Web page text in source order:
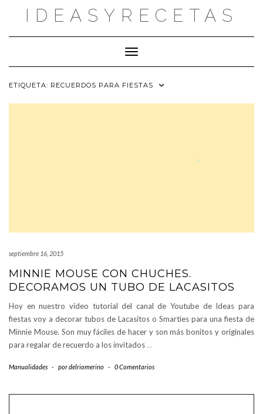
IDEASYRECETAS
Cambiar modo de navegación
ETIQUETA: RECUERDOS PARA FIESTAS
septiembre 16, 2015
MINNIE MOUSE CON CHUCHES.
DECORAMOS UN TUBO DE LACASITOS
Hoy en nuestro vídeo tutorial del canal de Youtube de Ideas para
fiestas voy a decorar tubos de Lacasitos o Smarties para una fiesta de
Minnie Mouse. Son muy fáciles de hacer y son más bonitos y originales
para regalar de recuerdo a los invitados …
Manualidades - pordelriomerino - 0 Comentarios